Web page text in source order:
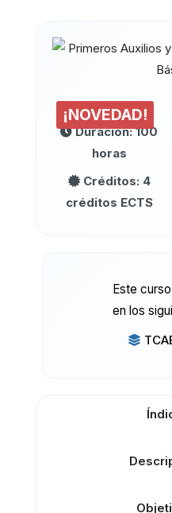
¡NOVEDAD!
Duración: 100
horas
Créditos: 4
créditos ECTS
Este
en los